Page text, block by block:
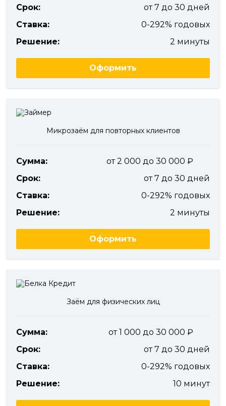
Срок:
от 7 до 30 дней
Ставка:
0-292% годовых
Решение:
2 минуты
Оформить
Микрозаём для повторных клиентов
Сумма:
от 2 000 до 30 000
Срок:
от 7 до 30 дней
Ставка:
0-292% годовых
Решение:
2 минуты
Оформить
Заём для физических лиц
Сумма:
от 1 000 до 30 000
Срок:
от 7 до 30 дней
Ставка:
0-292% годовых
Решение:
10 минут